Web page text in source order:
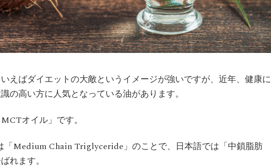
いえばダイエットの大敵というイメージが強いですが、近年、健康に
の高い方に人気となっている油があります。
オイル」です。
「Medium Chain Triglyceride」のことで、日本語では「中鎖脂肪
れます。